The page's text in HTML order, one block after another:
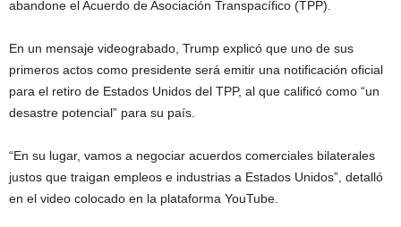
abandone el Acuerdo de Asociación Transpacífico (TPP).
En un mensaje videograbado, Trump explicó que uno de sus
primeros actos como presidente será emitir una notificación oficial
para el retiro de Estados Unidos del TPP, al que calificó como “un
desastre potencial” para su país.
“En su lugar, vamos a negociar acuerdos comerciales bilaterales
justos que traigan empleos e industrias a Estados Unidos”, detalló
en el video colocado en la plataforma YouTube.